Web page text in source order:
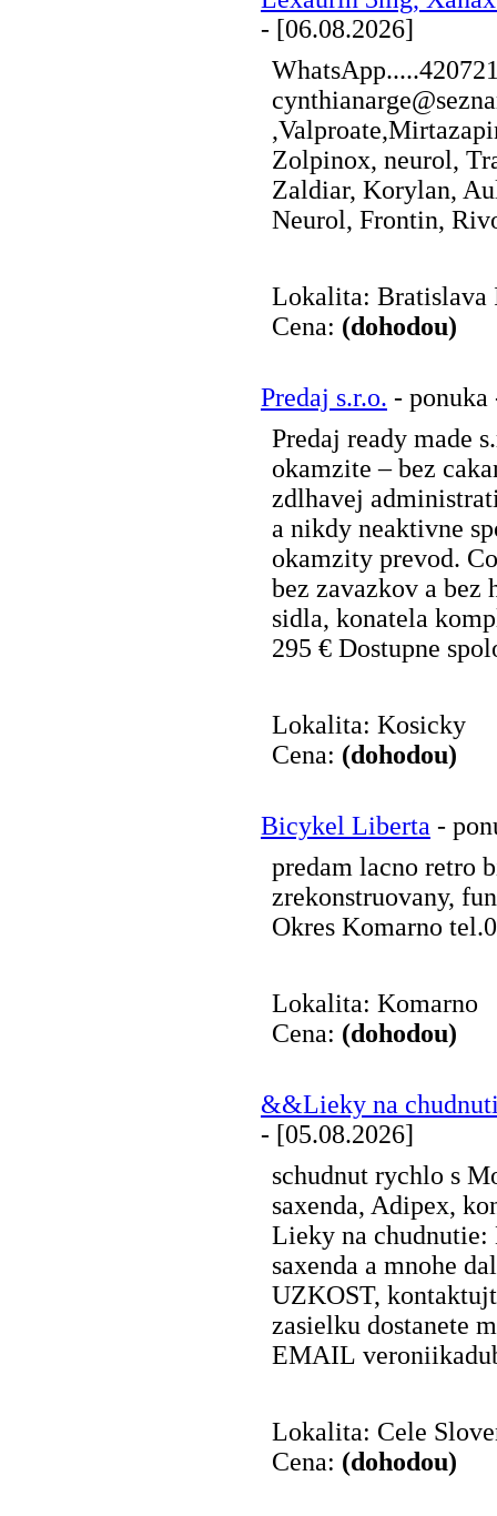
- [06.08.2026]
Zolpinox, neurol,
Zaldiar, Korylan,
Neurol, Frontin,
Lokalita: Bratislava
Cena: (dohodou)
Predaj s.r.o. - ponuka
Predaj ready made
okamzite – bez
zdlhavej
a nikdy neaktivne
okamzity prevod.
bez zavazkov a bez
sidla, konatela
295 € Dostupne
Lokalita: Kosicky
Cena: (dohodou)
Bicykel Liberta -
predam lacno retro
zrekonstruovany,
Okres Komarno
Lokalita: Komarno
Cena: (dohodou)
&&Lieky na
- [05.08.2026]
schudnut rychlo s
saxenda, Adipex,
Lieky na chudnutie:
saxenda a mnohe
UZKOST,
zasielku dostanete
EMAIL
Lokalita: Cele
Cena: (dohodou)